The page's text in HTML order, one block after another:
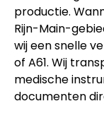
productie.
Rijn-Main-
wij een snelle
of A61. Wij
medische
documenten